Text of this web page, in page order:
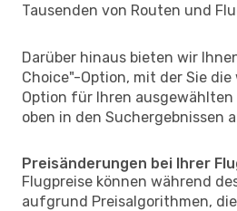
Tausenden von Routen und
Darüber hinaus bieten wir
Choice"-Option, mit der Sie
Option für Ihren ausgewählten
oben in den Suchergebnissen
Preisänderungen bei Ihrer
Flugpreise können während
aufgrund Preisalgorithmen,